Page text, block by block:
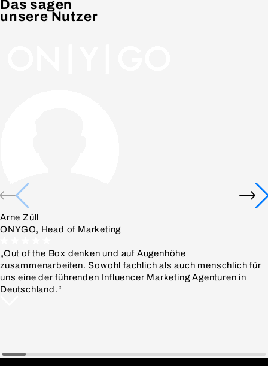
Das sagen
unsere Nutzer
Arne Züll
ONYGO, Head of Marketing
„Out of the Box denken und auf Augenhöhe
zusammenarbeiten. Sowohl fachlich als auch menschlich für
uns eine der führenden Influencer Marketing Agenturen in
Deutschland.“